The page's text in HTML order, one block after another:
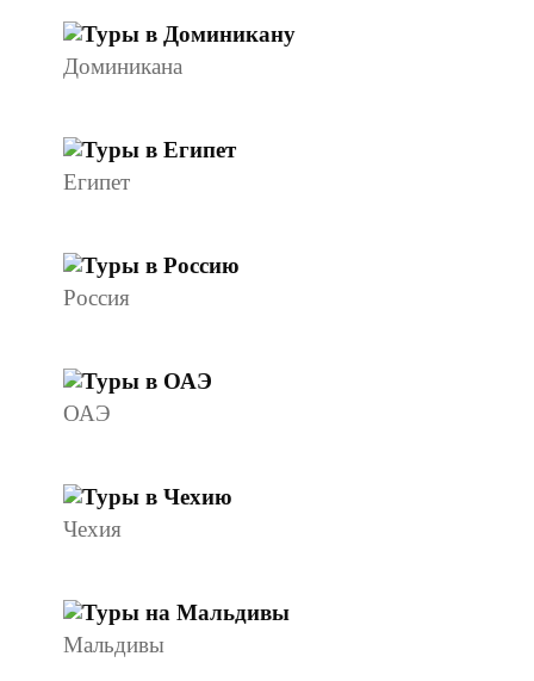
Доминикана
Египет
Россия
ОАЭ
Чехия
Мальдивы